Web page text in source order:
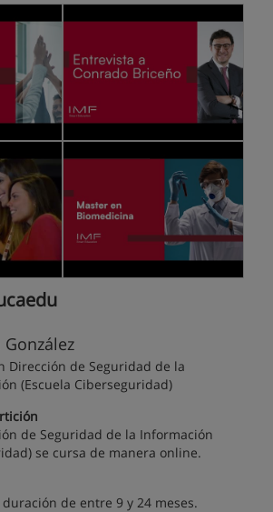
Dirección de Seguridad de la
(Escuela Ciberseguridad)
de Seguridad de la Información
se cursa de manera online.
de entre 9 y 24 meses.